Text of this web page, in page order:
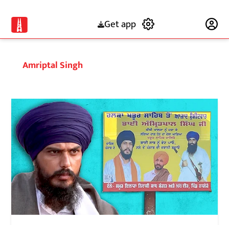
Get app
Amriptal Singh